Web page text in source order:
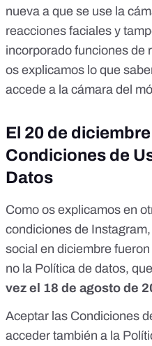
nueva a que se use la
reacciones faciales y
incorporado funciones de
os explicamos lo que
accede a la cámara del
El 20 de
Condiciones de
Datos
Como os explicamos en
condiciones de Instagram
social en diciembre
no la Política de datos, que
vez el 18 de agosto de
Aceptar las Condiciones
acceder también a la